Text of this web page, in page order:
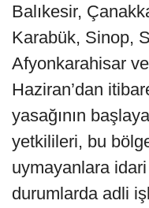
Balıkesir,
Karabük, Sinop,
Afyonkarahisar
Haziran’dan
yasağının
yetkilileri, bu
uymayanlara
durumlarda adli